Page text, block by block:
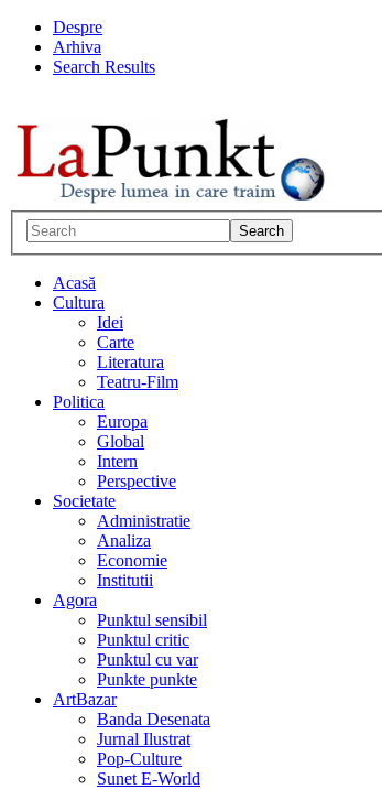
Despre
Arhiva
Search Results
Acasă
Cultura
Idei
Carte
Literatura
Teatru-Film
Politica
Europa
Global
Intern
Perspective
Societate
Administratie
Analiza
Economie
Institutii
Agora
Punktul sensibil
Punktul critic
Punktul cu var
Punkte punkte
ArtBazar
Banda Desenata
Jurnal Ilustrat
Pop-Culture
Sunet E-World